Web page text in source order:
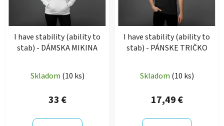
I have stability (ability to
stab) - DÁMSKA MIKINA
Skladom (10 ks)
33 €
I have stability (ability to
stab) - PÁNSKE TRIČKO
Skladom (10 ks)
17,49 €